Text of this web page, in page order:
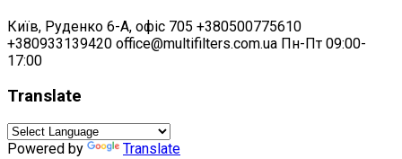
Київ, Руденко 6-А, офіс 705 +380500775610
+380933139420 office@multifilters.com.ua Пн-Пт 09:00-
17:00
Translate
Powered by Translate